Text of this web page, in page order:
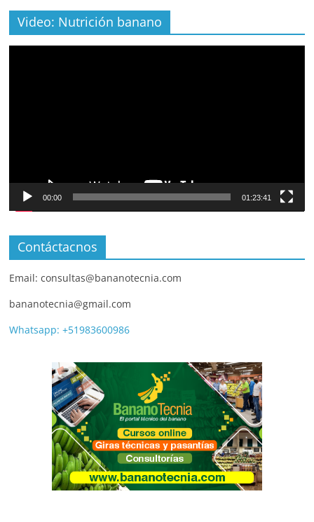
Video: Nutrición banano
00:00 01:23:41
Contáctacnos
Email: consultas@bananotecnia.com
bananotecnia@gmail.com
Whatsapp: +51983600986